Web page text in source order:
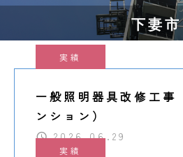
下妻市
実績
一般照明器具改修工事
ンション）
2026.06.29
実績